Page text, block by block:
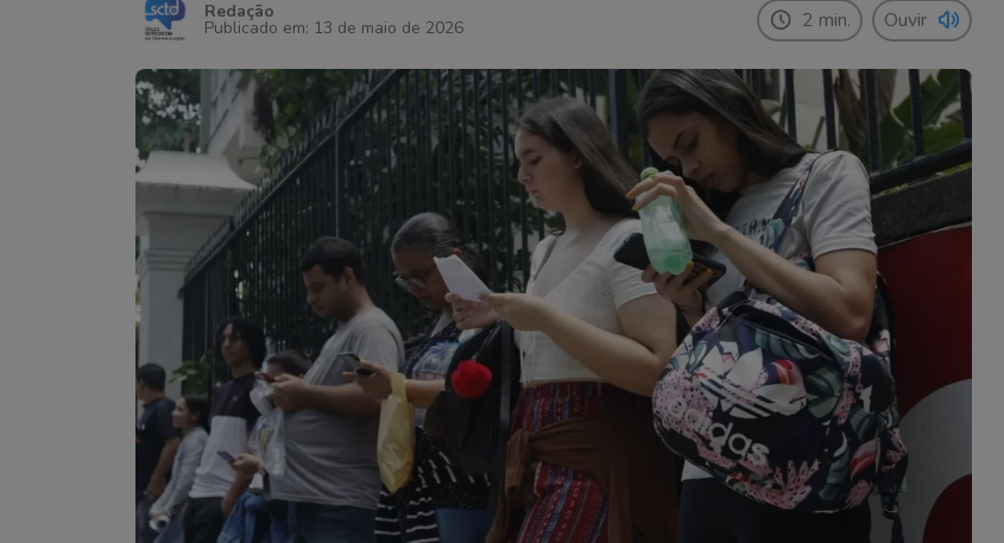
Redação
Publicado em: 13 de maio de 2026 2 min. Ouvir